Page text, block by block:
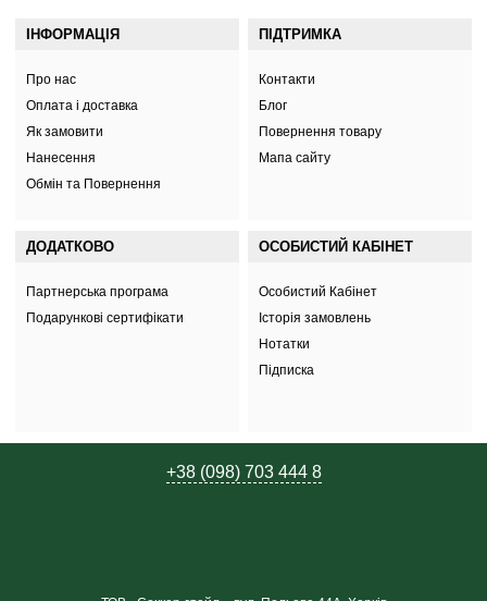
ІНФОРМАЦІЯ
Про нас
Оплата і доставка
Як замовити
Нанесення
Обмін та Повернення
ПІДТРИМКА
Контакти
Блог
Повернення товару
Мапа сайту
ДОДАТКОВО
Партнерська програма
Подарункові сертифікати
ОСОБИСТИЙ КАБІНЕТ
Особистий Кабінет
Історія замовлень
Нотатки
Підписка
+38 (098) 703 444 8